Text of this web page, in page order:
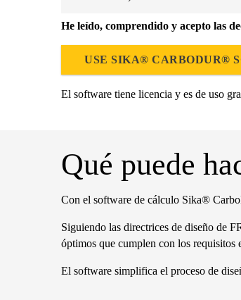
He leído, comprendido y acepto las
USE SIKA® CARBODUR®
El software tiene licencia y es de uso
Qué puede
Con el software de cálculo Sika®
Siguiendo las directrices de diseño de
óptimos que cumplen con los requisitos
El software simplifica el proceso de